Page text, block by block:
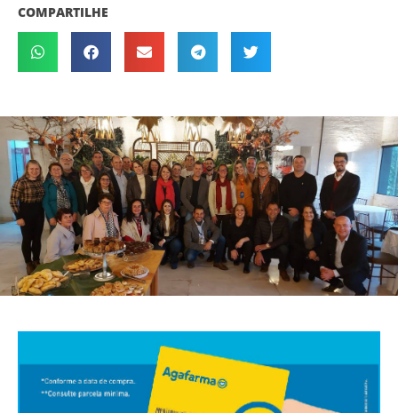
COMPARTILHE